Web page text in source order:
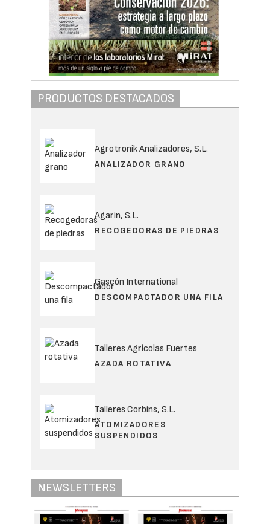
PRODUCTOS DESTACADOS
Agrotronik Analizadores, S.L.
ANALIZADOR GRANO
Agarin, S.L.
RECOGEDORAS DE PIEDRAS
Gascón International
DESCOMPACTADOR UNA FILA
Talleres Agrícolas Fuertes
AZADA ROTATIVA
Talleres Corbins, S.L.
ATOMIZADORES
SUSPENDIDOS
NEWSLETTERS